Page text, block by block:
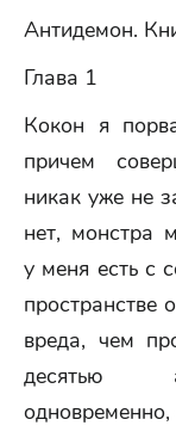
Антидемон.
Глава 1
Кокон я
причем
никак уже не
нет, монстра
у меня есть с
пространстве
вреда, чем
десятью
одновременно,